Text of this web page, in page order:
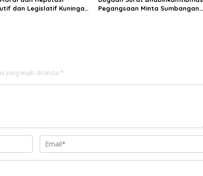
dan Legislatif Kuningan
Pegangsaan Minta Sumbangan
yang wajib ditandai *